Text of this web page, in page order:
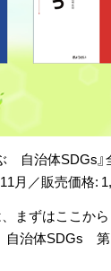
自治体SDGs
月／販売価格:
まずはここから
自治体SDGs